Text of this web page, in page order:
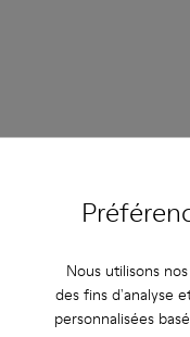
Nous utilisons
des fins d'analyse
personnalisées